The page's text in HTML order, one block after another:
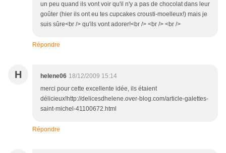
un peu quand ils vont voir qu'il n'y a pas de chocolat dans leur
goûter (hier ils ont eu tes cupcakes crousti-moelleux!) mais je
suis sûre<br /> qu'ils vont adorer!<br /> <br /> <br />
Répondre
H helene06 18/12/2009 15:14
merci pour cette excellente idée, ils étaient
délicieux!http://delicesdhelene.over-blog.com/article-galettes-
saint-michel-41100672.html
Répondre